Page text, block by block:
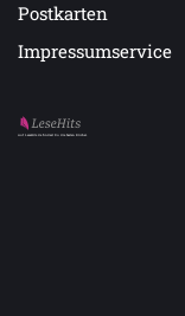
Postkarten
Impressumservice
Auf LeseHits.de findest Du die besten Bücher.